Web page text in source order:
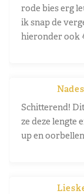
rode bies erg
ik snap de
hieronder ook
Schitterend!
ze deze lengte
up en